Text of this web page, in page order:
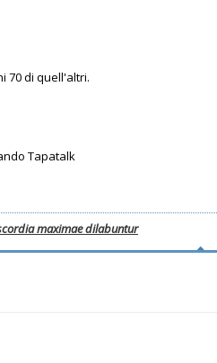
70 di quell'altri.
Tapatalk
maximae dilabuntur